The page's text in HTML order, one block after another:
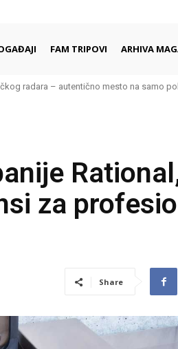
FAM TRIPOVI ARHIVA
radara – autentično mesto na samo
za
Share